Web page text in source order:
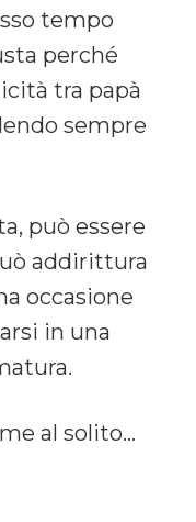
tempo
perché
tra papà
sempre
può essere
addirittura
occasione
in una
al solito…